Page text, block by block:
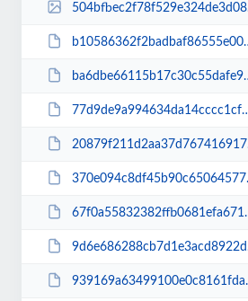
504bfbec2f78f529e324de3d08e646eb.jpg
b10586362f2badbaf86555e00186f2dd.pdf
ba6dbe66115b17c30c55dafe9c981c30.pdf
77d9de9a994634da14cccc1cf279a3ef.pdf
20879f211d2aa37d767416917484ae3a.pdf
370e094c8df45b90c6506457763af527.pdf
67f0a55832382ffb0681efa671ad8863.pdf
9d6e686288cb7d1e3acd8922dc11f3cc.pdf
939169a63499100e0c8161fda3d57fb0.pdf